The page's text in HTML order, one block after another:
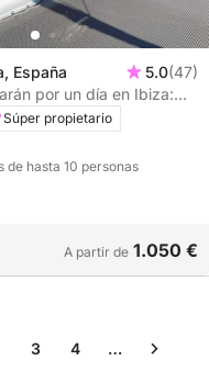
España 5.0(47)
por un día en Ibiza:
Súper propietario
de hasta 10 personas
A partir de 1.050 €
3 4 …